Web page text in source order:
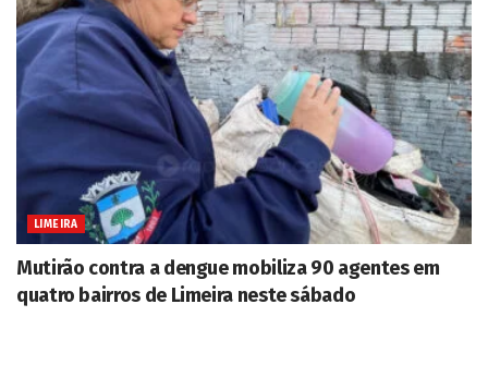
LIMEIRA
Mutirão contra a dengue mobiliza 90 agentes em
quatro bairros de Limeira neste sábado